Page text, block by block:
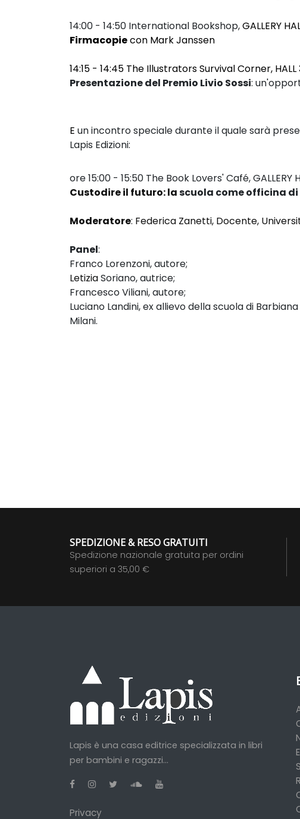
14:00 - 14:50 International Bookshop,GALLERY
Firmacopiecon Mark Janssen
14:15 - 14:45 The Illustrators Survival Corner, HALL
Presentazione del Premio Livio Sossi:
E un incontro speciale durante il quale sarà
Lapis Edizioni:
ore 15:00 - 15:50 The Book Lovers' Café,GALLERY
Custodire il futuro: lascuola come officina di
Moderatore: Federica Zanetti, Docente,
Panel:
Franco Lorenzoni, autore;
LetiziaSoriano, autrice;
Francesco Viliani,autore;
Luciano Landini, ex allievo dellascuola di
Milani.
SPEDIZIONE & RESO GRATUITI
Spedizione nazionale gratuita per ordini
superiori a 35,00 €
Lapis è una casa editrice specializzata in libri
per bambini e ragazzi...
Privacy